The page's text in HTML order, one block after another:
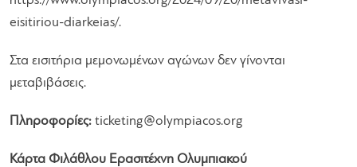
eisitiriou-diarkeias/.
Στα εισιτήρια μεμονωμένων αγώνων δεν γίνονται
μεταβιβάσεις.
Πληροφορίες: ticketing@olympiacos.org
Κάρτα Φιλάθλου Ερασιτέχνη Ολυμπιακού